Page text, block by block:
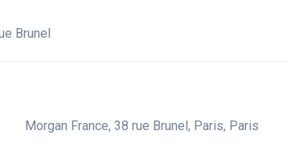
Brunel
Morgan France, 38 rue Brunel, Paris, Paris